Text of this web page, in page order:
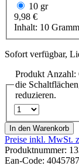
10 gr
9,98 €
Inhalt: 10 Gramm
Sofort verfügbar,
Produkt Anzahl:
die
reduzieren.
In den Warenkorb
Preise inkl. MwSt.
Produktnummer:
Ean-Code: